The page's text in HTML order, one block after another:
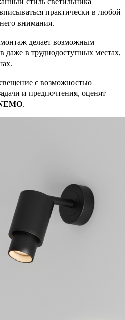
практически в любой
внимания.
делает возможным
даже в труднодоступных местах,
с возможностью
и предпочтения, оценят
.